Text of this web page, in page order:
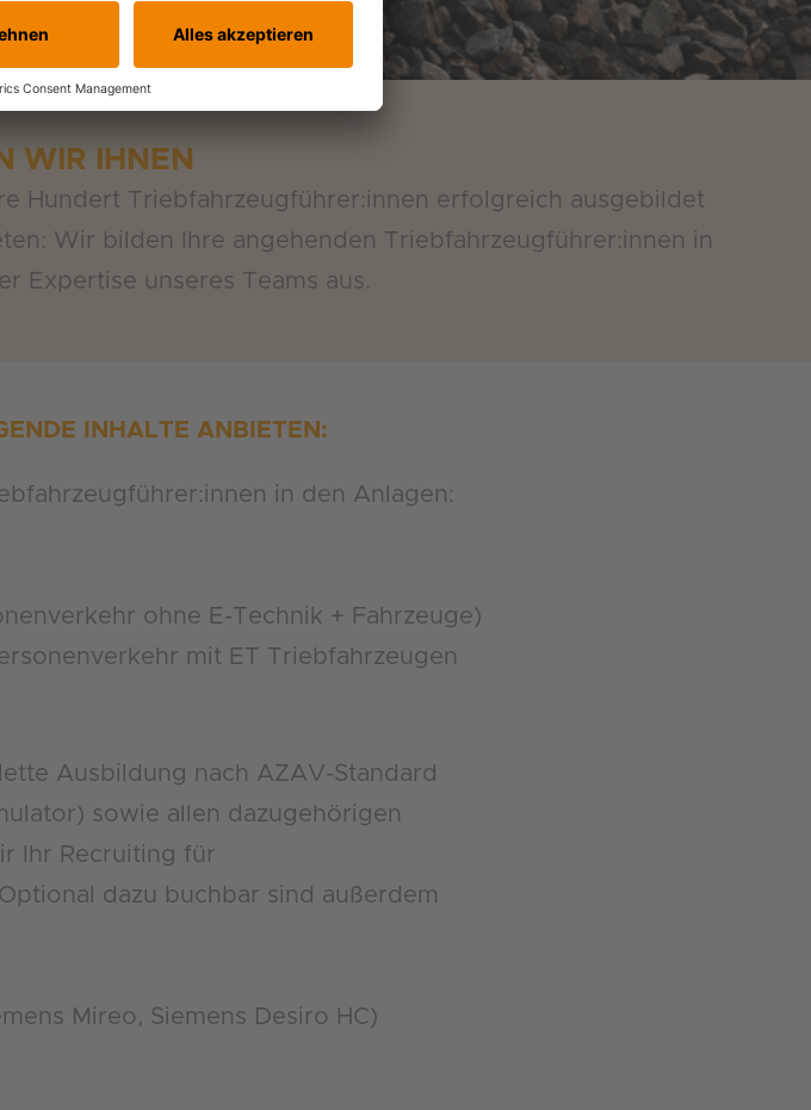
WIR IHNEN
Hundert Triebfahrzeugführer:innen erfolgreich ausgebildet
Wir bilden Ihre angehenden Triebfahrzeugführer:innen in
Expertise unseres Teams aus.
INHALTE ANBIETEN:
in den Anlagen:
ohne E-Technik + Fahrzeuge)
mit ET Triebfahrzeugen
Ausbildung nach AZAV-Standard
sowie allen dazugehörigen
Ihr Recruiting für
dazu buchbar sind außerdem
Mireo, Siemens Desiro HC)